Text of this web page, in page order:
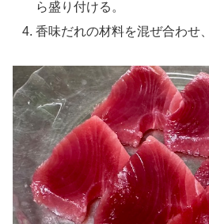
ら盛り付ける。
香味だれの材料を混ぜ合わせ